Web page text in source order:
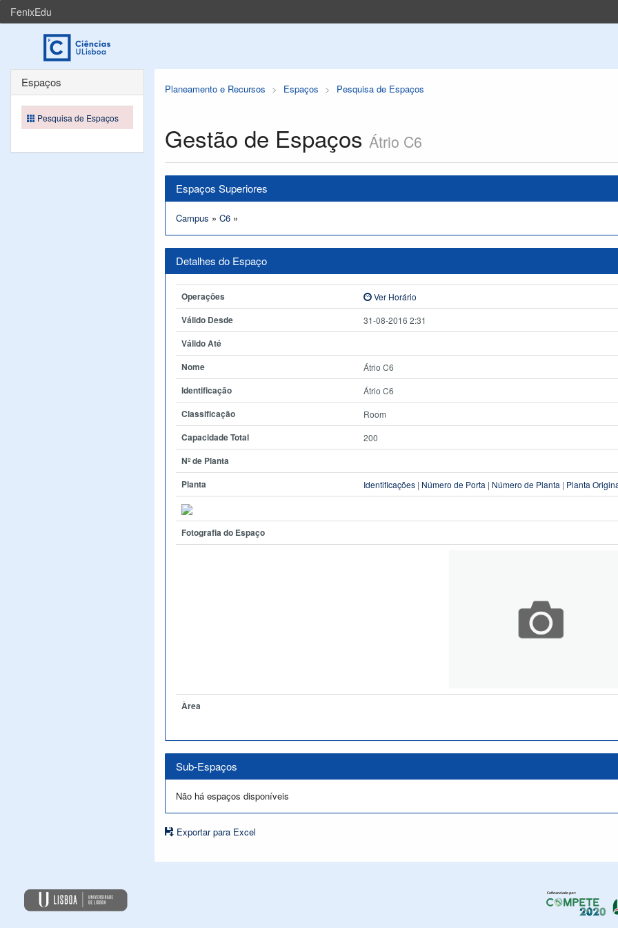
FenixEdu
Planeamento e Recursos Espaços Pesquisa de Espaços
Gestão de Espaços Átrio C6
Espaços Superiores
Campus » C6 »
Detalhes do Espaço
Operações Ver Horário
Válido Desde 31-08-2016 2:31
Válido Até
Nome
Átrio C6
Identificação Átrio C6
Classificação Room
Capacidade Total 200
Nº de Planta
Planta
Identificações | Número de Porta | Número de Planta | Planta
Fotografia do Espaço
Àrea
Sub-Espaços
Não há espaços disponíveis
Exportar para Excel
Espaços
Pesquisa de Espaços